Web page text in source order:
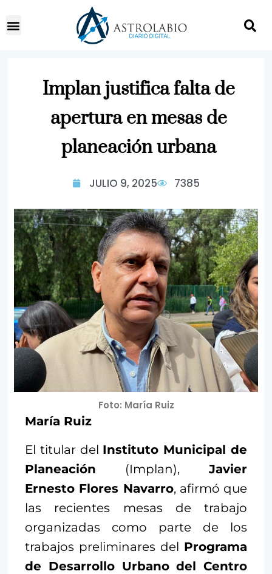
Implan justifica falta de
apertura en mesas de
planeación urbana
JULIO 9, 2025 7385
Foto: María Ruiz
María Ruiz
El titular del Instituto Municipal de
Planeación (Implan),Javier
Ernesto Flores Navarro, afirmó que
las recientes mesas de trabajo
organizadas como parte de los
trabajos preliminares del Programa
de Desarrollo Urbano del Centro